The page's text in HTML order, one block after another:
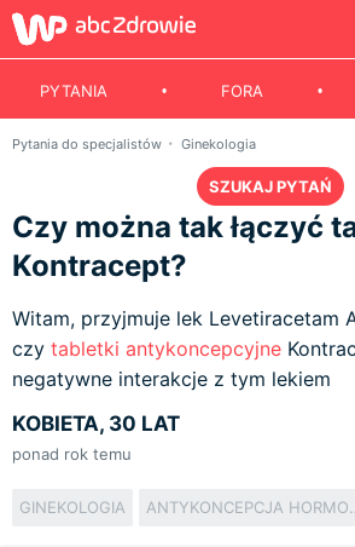
PYTANIA FORA
Pytania do specjalistów Ginekologia
SZUKAJ PYTAŃ
Czy można tak łączyć
Kontracept?
Witam, przyjmuje lek Levetiracetam
czy tabletki antykoncepcyjne
negatywne interakcje z tym lekiem
KOBIETA, 30 LAT
ponad rok temu
GINEKOLOGIA